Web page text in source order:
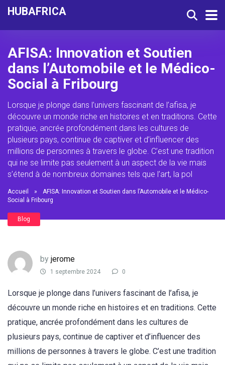
HUBAFRICA
AFISA: Innovation et Soutien
dans l’Automobile et le Médico-
Social à Fribourg
Lorsque je plonge dans l’univers fascinant de l’afisa, je
découvre un monde riche en histoires et en traditions. Cette
pratique, ancrée profondément dans les cultures de
plusieurs pays, continue de captiver et d’influencer des
millions de personnes à travers le globe. C’est une tradition
qui ne se limite pas seulement à un aspect de la vie mais
s’étend à de nombreux domaines tels que l’art, la pol
Accueil »
AFISA: Innovation et Soutien dans l’Automobile et le Médico-
Social à Fribourg
Blog
by jerome
1 septembre 2024 0
Lorsque je plonge dans l’univers fascinant de l’afisa, je
découvre un monde riche en histoires et en traditions. Cette
pratique, ancrée profondément dans les cultures de
plusieurs pays, continue de captiver et d’influencer des
millions de personnes à travers le globe. C’est une tradition